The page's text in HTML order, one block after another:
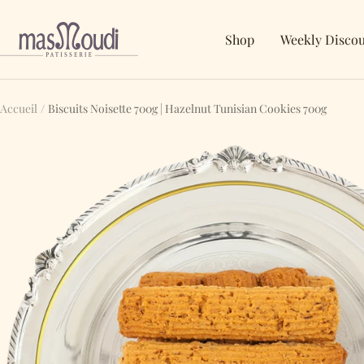
contenu
Shop Weekly
MASMOUDI
GOURMET
Accueil Biscuits Noisette 700g | Hazelnut Tunisian Cookies 700g